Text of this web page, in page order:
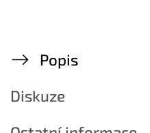
Popis
Diskuze